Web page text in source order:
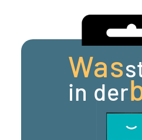
Was
in der